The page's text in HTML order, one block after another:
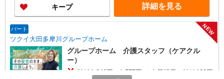
キープ 詳細を見る
パート
ツクイ大田多摩川グループホーム
NEW
グループホーム 介護スタッフ（ケアクル
ー）
時給1,346円〜1,577円 ★土日祝日は時給100円